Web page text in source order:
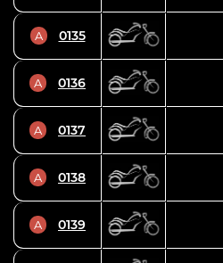
A 0135
A 0136
A 0137
A 0138
A 0139